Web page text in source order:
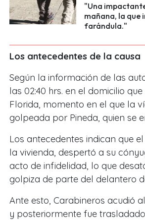
"Una
mañana, la que
farándula."
Los antecedentes de la causa
Según la información de las
las 02:40 hrs. en el domicilio
Florida, momento en el que la
golpeada por Pineda, quien se
Los antecedentes indican que
la vivienda, despertó a su
acto de infidelidad, lo que
golpiza de parte del delantero
Ante esto, Carabineros acudió
y posteriormente fue